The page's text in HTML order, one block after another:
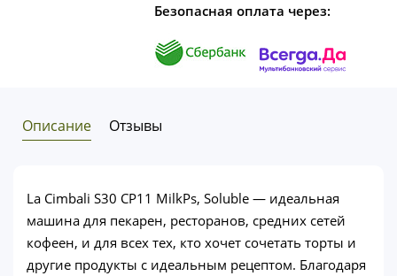
Безопасная оплата через:
Описание Отзывы
La Cimbali S30 CP11 MilkPs, Soluble — идеальная
машина для пекарен, ресторанов, средних сетей
кофеен, и для всех тех, кто хочет сочетать торты и
другие продукты с идеальным рецептом. Благодаря